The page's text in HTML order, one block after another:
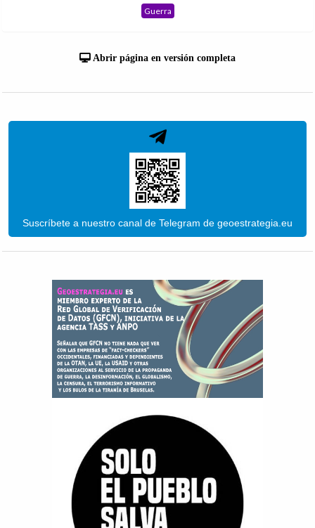
Guerra
Abrir página en versión completa
Suscríbete a nuestro canal de Telegram de geoestrategia.eu